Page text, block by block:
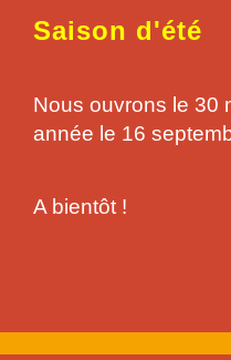
Saison d'été
Nous ouvrons le 30
année le 16
A bientôt !